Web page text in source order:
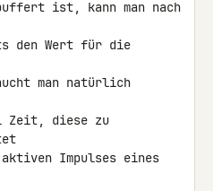
ist, kann man nach